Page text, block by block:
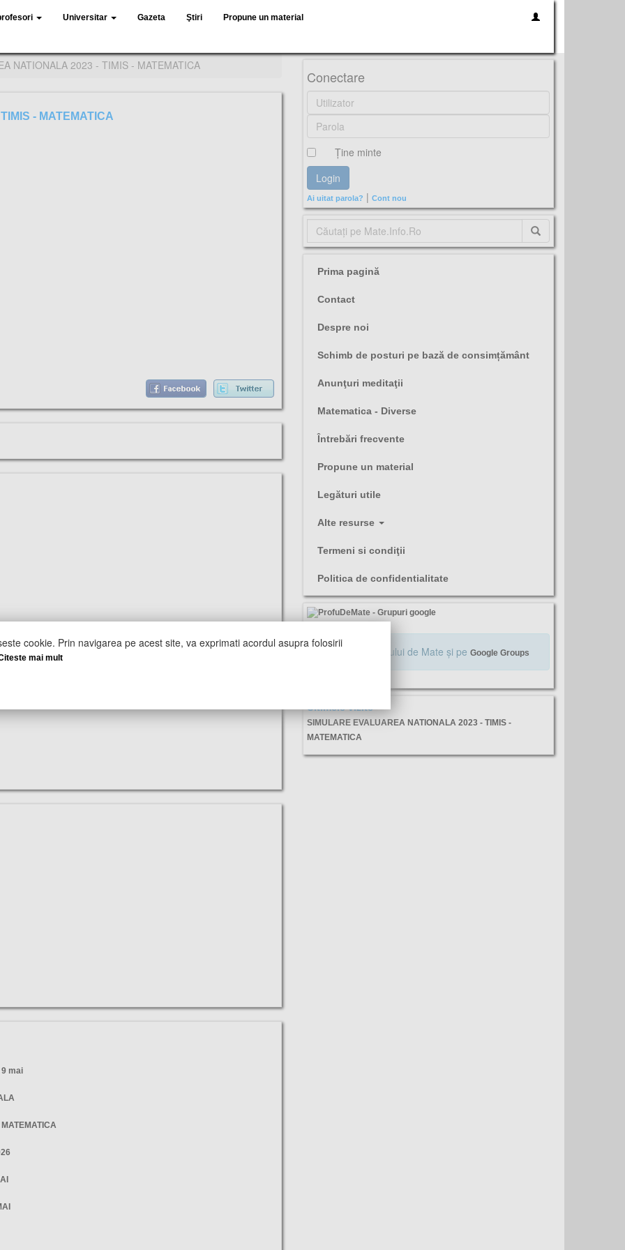
Universitar Gazeta Ştiri Propune un material
NATIONALA 2023 - TIMIS - MATEMATICA
- MATEMATICA
9 mai
Conectare
Ţine minte
Ai uitat parola? | Cont nou
Prima pagină
Contact
Despre noi
Schimb de posturi pe bază de consimțământ
Anunţuri meditaţii
Matematica - Diverse
Întrebări frecvente
Propune un material
Legături utile
Alte resurse
Termeni si condiţii
Politica de confidentialitate
Alăturaţi-vă Profului de Mate şi pe Google Groups
Ultimele vizite
SIMULARE EVALUAREA NATIONALA 2023 - TIMIS -
MATEMATICA
cookie. Prin navigarea pe acest site, va exprimati acordul asupra folosirii
mai mult